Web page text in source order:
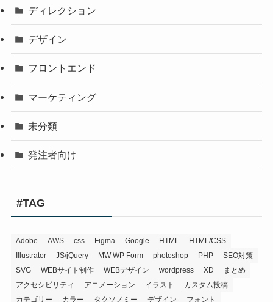
ディレクション
デザイン
フロントエンド
マーケティング
未分類
発注者向け
#TAG
Adobe AWS css Figma Google HTML
HTML/CSS
Illustrator
JS/jQuery MW WP Form photoshop PHP
SEO対策
SVG
WEBサイト制作 WEBデザイン wordpress XD
まとめ
アクセシビリティ
アニメーション イラスト
カスタム投稿
カテゴリー
カラー タクソノミー デザイン フォント